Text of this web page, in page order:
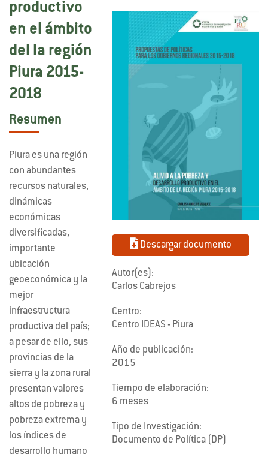
productivo
en el ámbito
del la región
Piura 2015-
2018
Resumen
Piura es una región
con abundantes
recursos naturales,
dinámicas
económicas
diversificadas,
importante
ubicación
geoeconómica y la
mejor
infraestructura
productiva del país;
a pesar de ello, sus
provincias de la
sierra y la zona rural
presentan valores
altos de pobreza y
pobreza extrema y
los índices de
desarrollo humano
Descargar documento
Autor(es):
Carlos Cabrejos
Centro:
Centro IDEAS - Piura
Año de publicación:
2015
Tiempo de elaboración:
6 meses
Tipo de Investigación:
Documento de Política (DP)